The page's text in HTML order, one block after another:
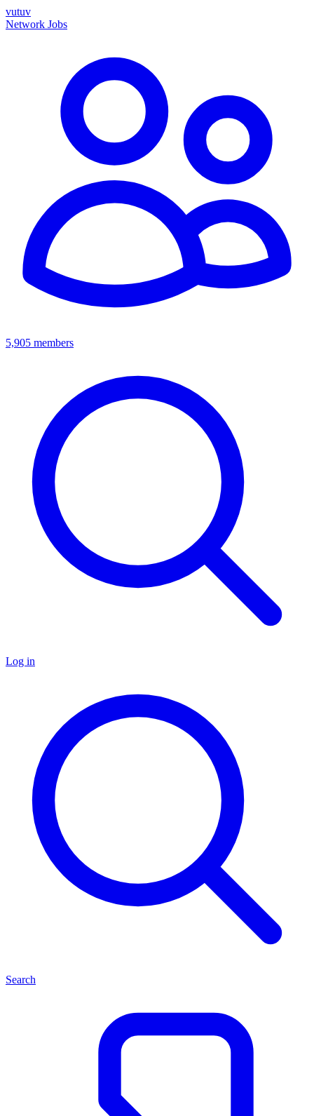
vutuv
Network Jobs
5,905 members
Log in
Search